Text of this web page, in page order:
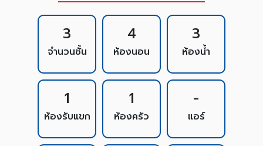
3
จำนวนชั้น
4
ห้องนอน
3
ห้องน้ำ
1
ห้องรับแขก
1
ห้องครัว
-
แอร์